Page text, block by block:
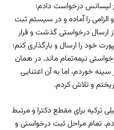
لیسانس درخواست دادم:
را آماده و در سیستم ثبت
ارسال درخواستی گذشت و قرار
خود را ارسال و بارگذاری کنم؛
نیمه‌تمام ماند. در همان
خوردم، اما به آن اعتنایی
و تلاش کردم.
ترکیه برای مقطع دکترا و مرتبط
تمام مراحل ثبت درخواستی و